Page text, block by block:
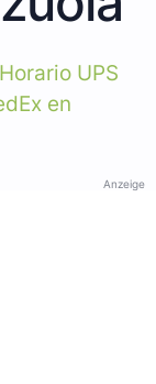
Horario UPS
en
Anzeige